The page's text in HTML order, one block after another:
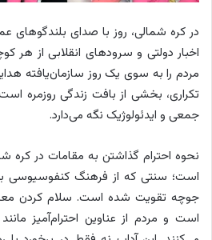
در کره شمالی، روز با صدای بلندگوهای
اخبار دولتی و سرودهای انقلابی از
مردم را به سوی یک روز سازمان‌یافته
تکراری، بخشی از بافت زندگی روزمره
جمعی و ایدئولوژیک نگه می‌دارد.
نحوه احترام گذاشتن به مقامات در کره
است؛ سنتی که از فرهنگ کنفوسیوسی
جوچه تقویت شده است. سلام کردن